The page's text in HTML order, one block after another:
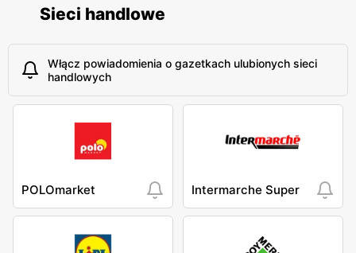
Sieci handlowe
Włącz powiadomienia o gazetkach ulubionych sieci
handlowych
POLOmarket Intermarche Super